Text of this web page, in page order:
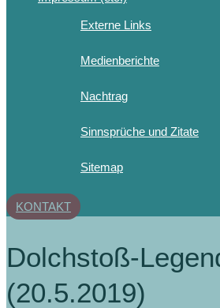
Externe Links
Medienberichte
Nachtrag
Sinnsprüche und Zitate
Sitemap
KONTAKT
Dolchstoß-
(20.5.2019)